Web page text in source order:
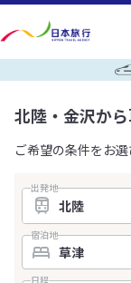
北陸・金沢か
ご希望の条件をお
出発地
宿泊地
日程